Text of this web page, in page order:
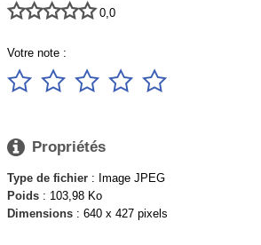
 0,0
Votre note :
    
 Propriétés
Type de fichier : Image JPEG
Poids : 103,98 Ko
Dimensions : 640 x 427 pixels